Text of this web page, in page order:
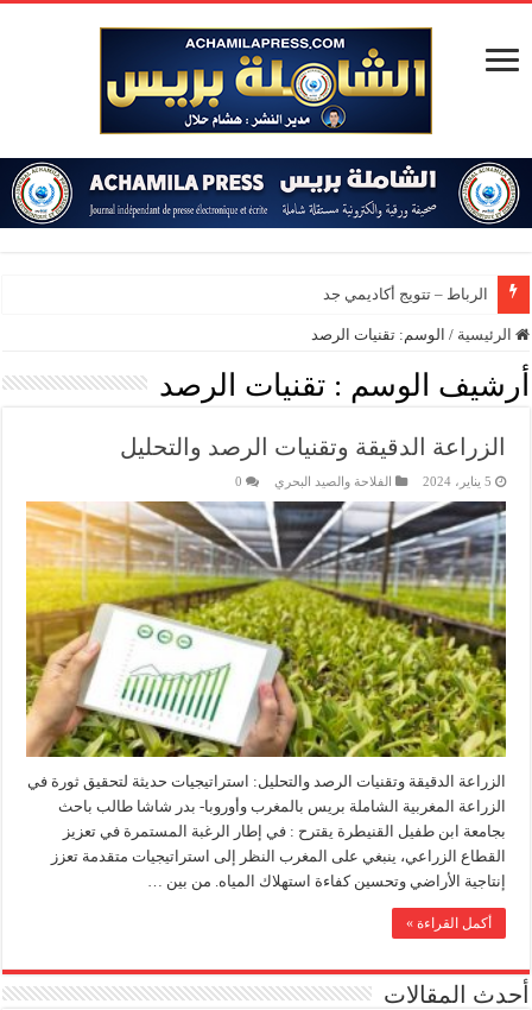
الرباط – تتويج أكاديمي جديد بجا
الرئيسية / الوسم:تقنيات الرصد
أرشيف الوسم :تقنيات الرصد
الزراعة الدقيقة وتقنيات الرصد والتحليل
5 يناير، 2024 الفلاحة والصيد البحري 0
الزراعة الدقيقة وتقنيات الرصد والتحليل: استراتيجيات حديثة لتحقيق ثورة في
الزراعة المغربية الشاملة بريس بالمغرب وأوروبا- بدر شاشا طالب باحث
بجامعة ابن طفيل القنيطرة يقترح : في إطار الرغبة المستمرة في تعزيز
القطاع الزراعي، ينبغي على المغرب النظر إلى استراتيجيات متقدمة تعزز
إنتاجية الأراضي وتحسين كفاءة استهلاك المياه. من بين …
أكمل القراءة »
أحدث المقالات